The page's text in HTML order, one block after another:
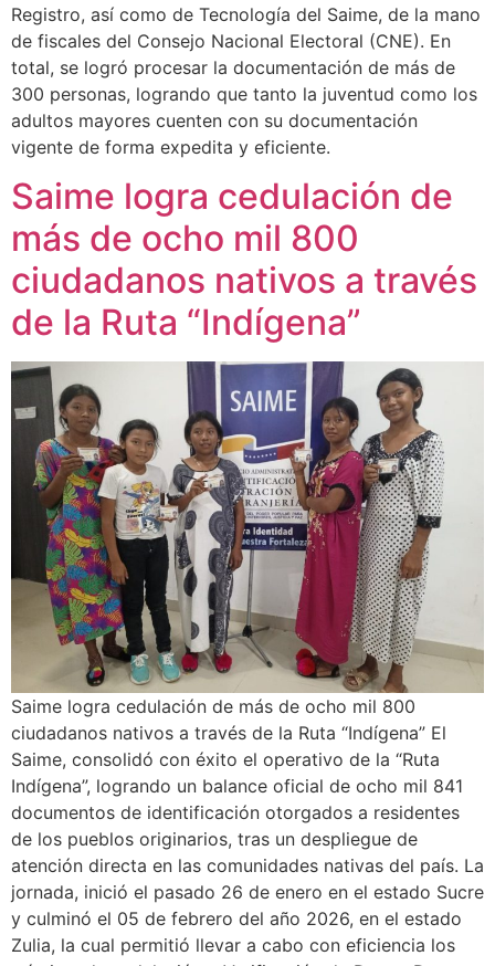
Registro, así como de Tecnología del Saime, de la mano
de fiscales del Consejo Nacional Electoral (CNE). En
total, se logró procesar la documentación de más de
300 personas, logrando que tanto la juventud como los
adultos mayores cuenten con su documentación
vigente de forma expedita y eficiente.
Saime logra cedulación de
más de ocho mil 800
ciudadanos nativos a través
de la Ruta “Indígena”
Saime logra cedulación de más de ocho mil 800
ciudadanos nativos a través de la Ruta “Indígena” El
Saime, consolidó con éxito el operativo de la “Ruta
Indígena”, logrando un balance oficial de ocho mil 841
documentos de identificación otorgados a residentes
de los pueblos originarios, tras un despliegue de
atención directa en las comunidades nativas del país. La
jornada, inició el pasado 26 de enero en el estado Sucre
y culminó el 05 de febrero del año 2026, en el estado
Zulia, la cual permitió llevar a cabo con eficiencia los